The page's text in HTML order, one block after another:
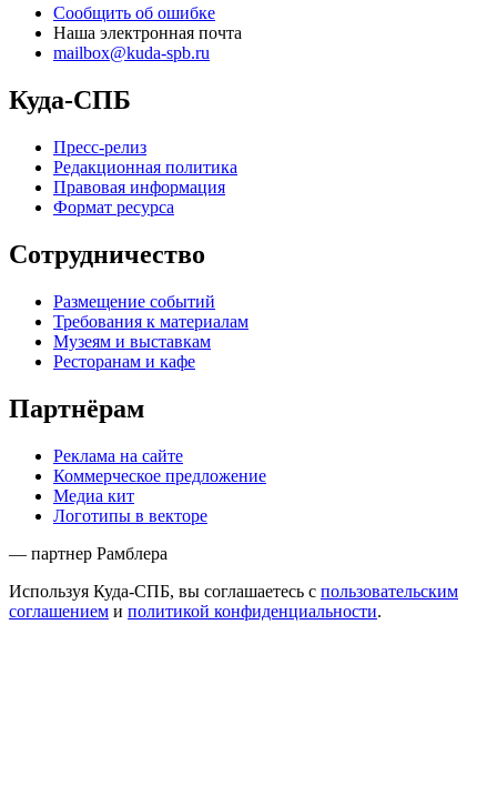
Сообщить об ошибке
Наша электронная почта
mailbox@kuda-spb.ru
Куда-СПБ
Пресс-релиз
Редакционная политика
Правовая информация
Формат ресурса
Сотрудничество
Размещение событий
Требования к материалам
Музеям и выставкам
Ресторанам и кафе
Партнёрам
Реклама на сайте
Коммерческое предложение
Медиа кит
Логотипы в векторе
— партнер Рамблера
Используя Куда-СПБ, вы соглашаетесь с пользовательским
соглашением и политикой конфиденциальности.